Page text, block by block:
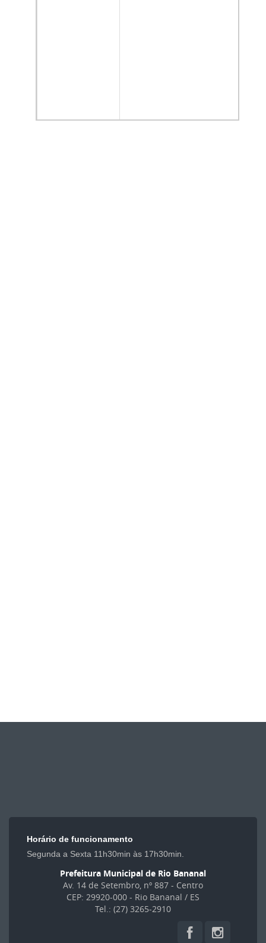
Horário de funcionamento
Segunda a Sexta 11h30min às 17h30min.
Prefeitura Municipal de Rio Bananal
Av. 14 de Setembro, nº 887 - Centro
CEP: 29920-000 - Rio Bananal / ES
Tel.: (27) 3265-2910